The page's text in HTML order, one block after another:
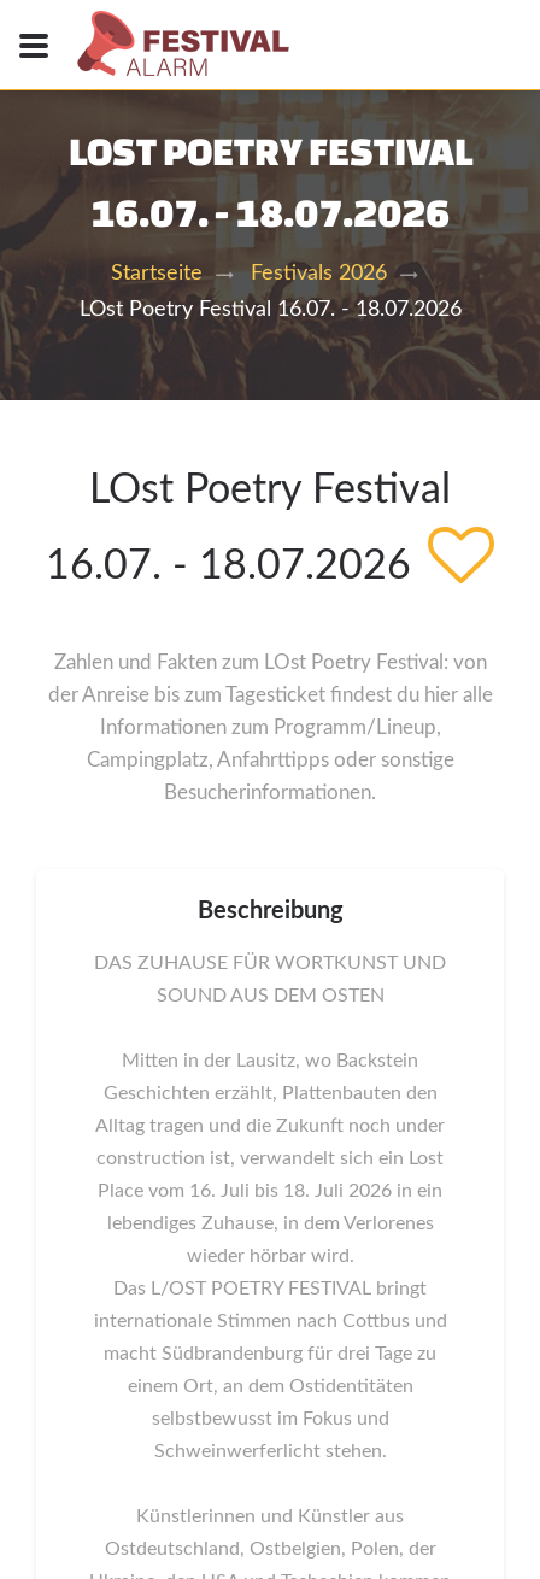
LOST POETRY FESTIVAL
16.07. - 18.07.2026
Startseite
Festivals 2026
LOst Poetry Festival 16.07. - 18.07.2026
LOst Poetry Festival
16.07. - 18.07.2026
Zahlen und Fakten zum LOst Poetry Festival: von
der Anreise bis zum Tagesticket findest du hier alle
Informationen zum Programm/Lineup,
Campingplatz, Anfahrttipps oder sonstige
Besucherinformationen.
Beschreibung
DAS ZUHAUSE FÜR WORTKUNST UND
SOUND AUS DEM OSTEN
Mitten in der Lausitz, wo Backstein
Geschichten erzählt, Plattenbauten den
Alltag tragen und die Zukunft noch under
construction ist, verwandelt sich ein Lost
Place vom 16. Juli bis 18. Juli 2026 in ein
lebendiges Zuhause, in dem Verlorenes
wieder hörbar wird.
Das L/OST POETRY FESTIVAL bringt
internationale Stimmen nach Cottbus und
macht Südbrandenburg für drei Tage zu
einem Ort, an dem Ostidentitäten
selbstbewusst im Fokus und
Schweinwerferlicht stehen.
Künstlerinnen und Künstler aus
Ostdeutschland, Ostbelgien, Polen, der